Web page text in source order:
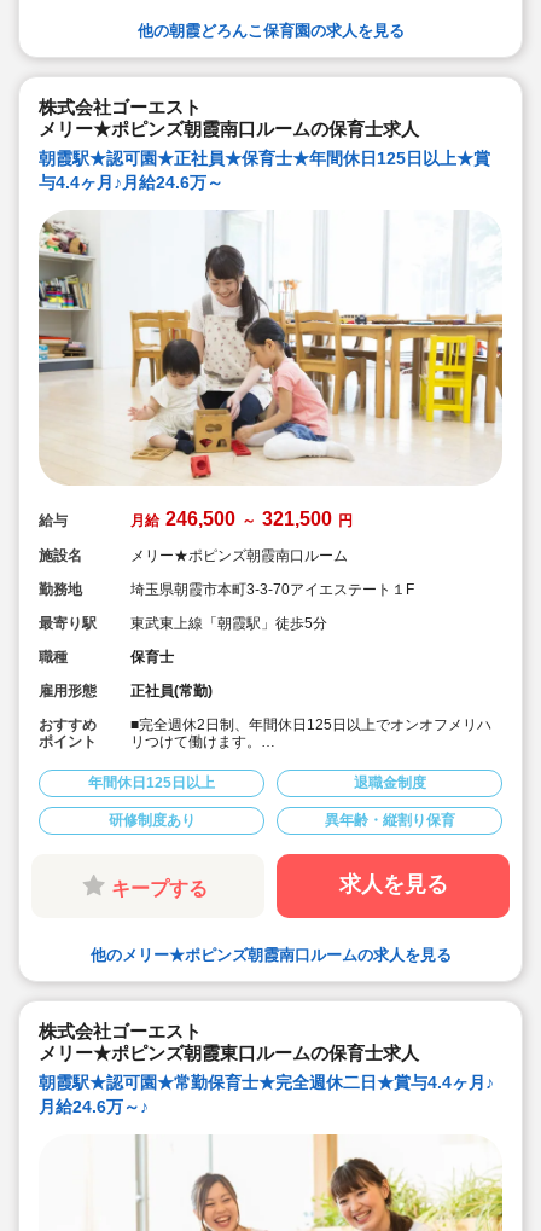
です。
他の朝霞どろんこ保育園の求人を見る
株式会社ゴーエスト
メリー★ポピンズ朝霞南口ルームの保育士求人
朝霞駅★認可園★正社員★保育士★年間休日125日以上★賞
与4.4ヶ月♪月給24.6万～
給与 月給 246,500 ～ 321,500 円
施設名
メリー★ポピンズ朝霞南口ルーム
勤務地
埼玉県朝霞市本町3-3-70アイエステート１F
最寄り駅
東武東上線「朝霞駅」徒歩5分
職種
保育士
雇用形態
正社員(常勤)
おすすめ
ポイント
■完全週休2日制、年間休日125日以上でオンオフメリハ
リつけて働けます。
保育園です。男女の性別問わず明るく元気な保育士様ご
活躍されています。
■充実した研修制度があります。経験少ない方も安心して
スタートいただけます。
■残業は少ないです。あった場合もしっかり支給されま
■宿舎借上げ制度も利用可能です。
■入社後は出産などに合わせて産休育休取得や時短制度、
です。
年間休日125日以上 退職金制度
研修制度あり 異年齢・縦割り保育
キープする 求人を見る
他のメリー★ポピンズ朝霞南口ルームの求人を見る
株式会社ゴーエスト
メリー★ポピンズ朝霞東口ルームの保育士求人
朝霞駅★認可園★常勤保育士★完全週休二日★賞与4.4ヶ月♪
月給24.6万～♪